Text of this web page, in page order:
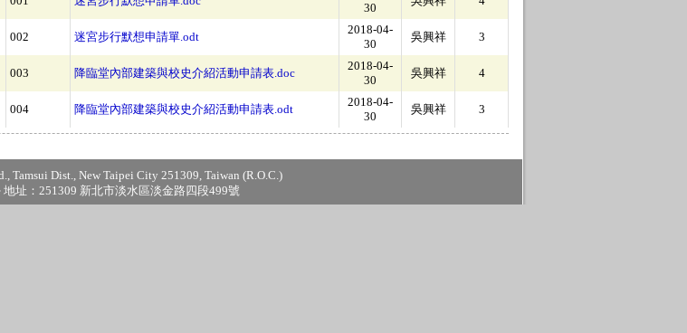
30
002 迷宮步行默想申請單.odt
2018-04-
30
吳興祥 3
003 降臨堂內部建築與校史介紹活動申請表.doc
2018-04-
30
吳興祥 4
004 降臨堂內部建築與校史介紹活動申請表.odt
2018-04-
30
吳興祥 3
Tamsui Dist., New Taipei City 251309, Taiwan (R.O.C.)
址：251309 新北市淡水區淡金路四段499號